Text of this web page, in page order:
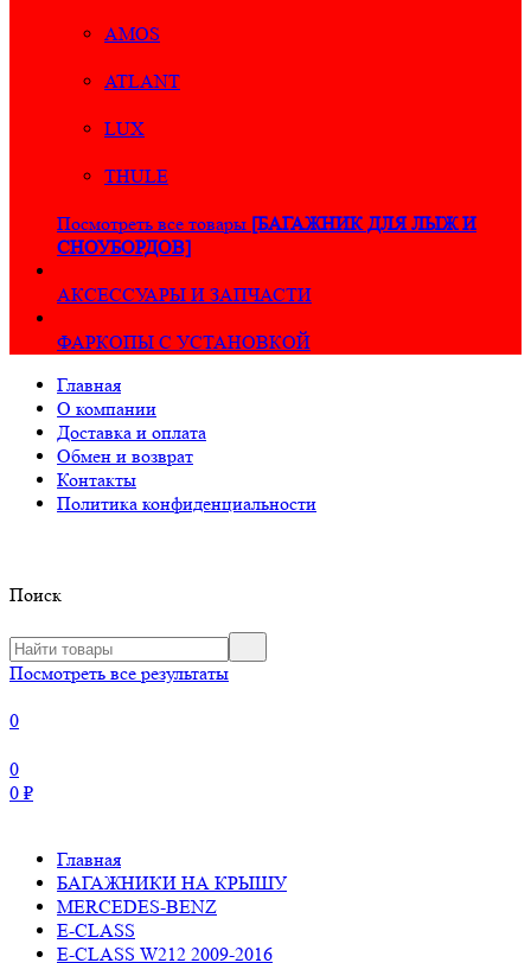
AMOS
ATLANT
LUX
THULE
Посмотреть все товары [БАГАЖНИК ДЛЯ ЛЫЖ И
СНОУБОРДОВ]
АКСЕССУАРЫ И ЗАПЧАСТИ
ФАРКОПЫ С УСТАНОВКОЙ
Главная
О компании
Доставка и оплата
Обмен и возврат
Контакты
Политика конфиденциальности
Поиск
Посмотреть все результаты
0
0
0 ₽
Главная
БАГАЖНИКИ НА КРЫШУ
MERCEDES-BENZ
E-CLASS
E-CLASS W212 2009-2016